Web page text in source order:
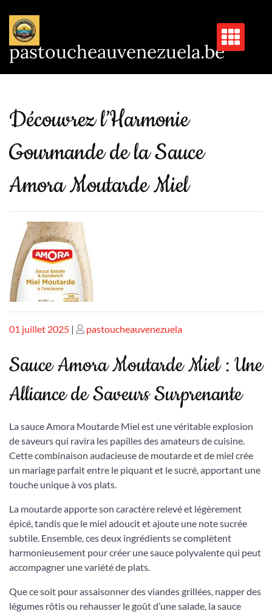
contenu
pastoucheauvenezuela.be
Découvrez l’Harmonie
Gourmande de la Sauce
Amora Moutarde Miel
Publié
01 juillet 2025 | Publié
pastoucheauvenezuela
Sauce Amora Moutarde Miel : Une
Alliance de Saveurs Surprenante
La sauce Amora Moutarde Miel est une véritable explosion
de saveurs qui ravira les papilles des amateurs de cuisine.
Cette combinaison audacieuse de moutarde et de miel crée
un mariage parfait entre le piquant et le sucré, apportant une
touche unique à vos plats.
La moutarde apporte son caractère relevé et légèrement
épicé, tandis que le miel adoucit et ajoute une note sucrée
subtile. Ensemble, ces deux ingrédients se complètent
harmonieusement pour créer une sauce polyvalente qui peut
accompagner une variété de plats.
Que ce soit pour assaisonner des viandes grillées, napper des
légumes rôtis ou rehausser le goût d’une salade, la sauce